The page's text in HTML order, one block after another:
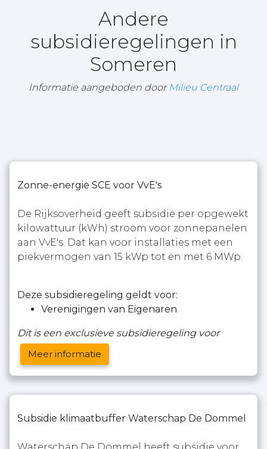
Andere
subsidieregelingen in
Someren
Informatie aangeboden door Milieu Centraal
Zonne-energie SCE voor VvE's
De Rijksoverheid geeft subsidie per opgewekt
kilowattuur (kWh) stroom voor zonnepanelen
aan VvE's. Dat kan voor installaties met een
piekvermogen van 15 kWp tot en met 6 MWp.
Deze subsidieregeling geldt voor:
Verenigingen van Eigenaren
Dit is een exclusieve subsidieregeling voor
Meer informatie
Subsidie klimaatbuffer Waterschap De Dommel